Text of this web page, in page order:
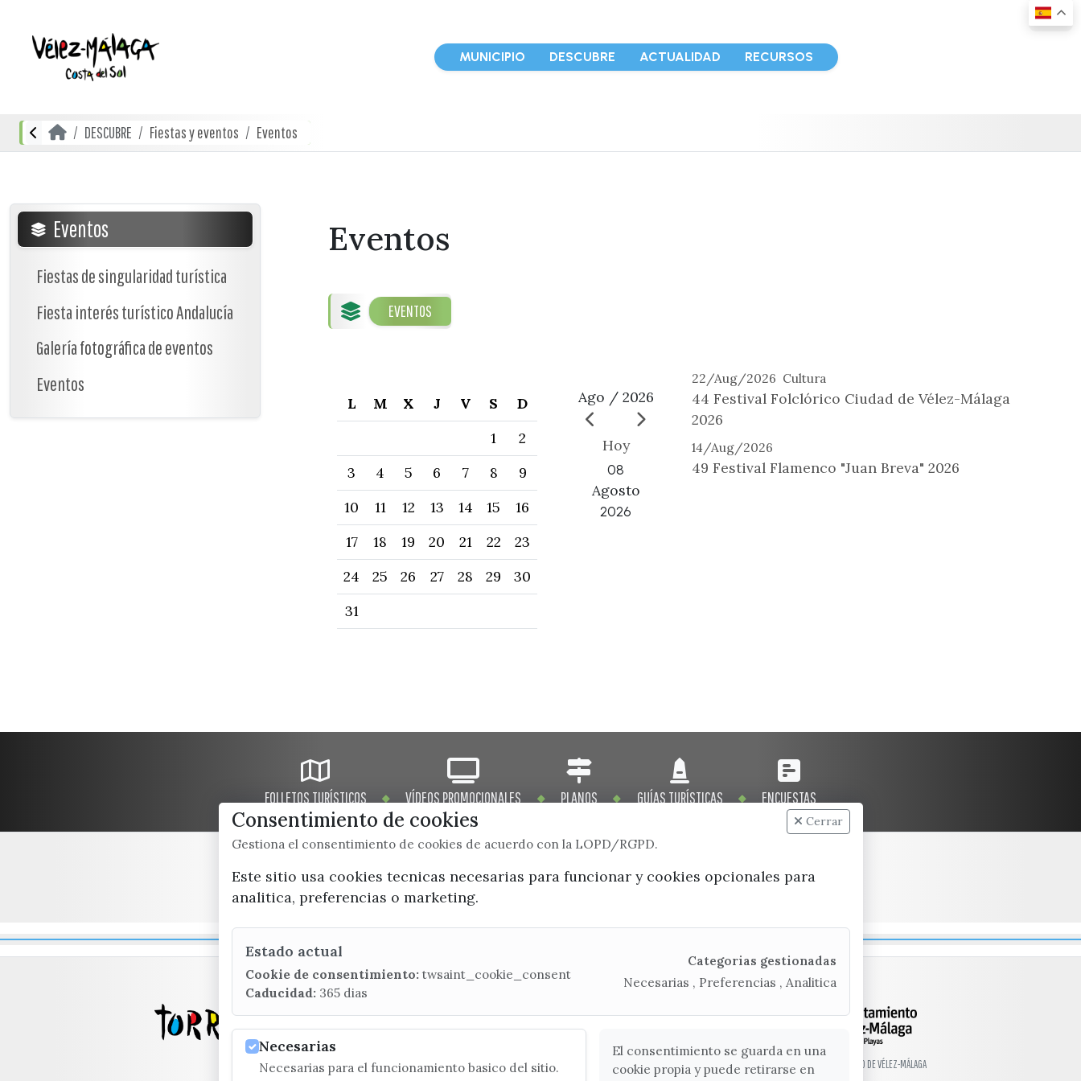
MUNICIPIO DESCUBRE ACTUALIDAD RECURSOS
DESCUBRE Fiestas y eventos Eventos
Eventos
Fiestas de singularidad turística
Fiesta interés turístico Andalucía
Galería fotográfica de eventos
Eventos
Eventos
EVENTOS
L M X J V S
D
1
2
3
4 5 6 7 8
9
10
11 12 13 14 15
16
17
18 19 20 21 22
23
24
25 26 27 28 29
30
31
Ago / 2026
Hoy
08
Agosto
2026
22/Aug/2026 Cultura
44 Festival Folclórico Ciudad de Vélez-Málaga
2026
14/Aug/2026
49 Festival Flamenco "Juan Breva" 2026
FOLLETOS TURÍSTICOS VÍDEOS PROMOCIONALES PLANOS GUÍAS TURÍSTICAS ENCUESTAS
x / twitter
(+34) 952 541 104
C/ Poniente, 2. CP 29740 - Torre del Mar
© EXCMO. AYUNTAMIENTO DE VÉLEZ-MÁLAGA
Consentimiento de cookies
Gestiona el consentimiento de cookies de acuerdo con la LOPD/RGPD.
Cerrar
Este sitio usa cookies tecnicas necesarias para funcionar y cookies opcionales para
analitica, preferencias o marketing.
Estado actual
Cookie de consentimiento: twsaint_cookie_consent
Caducidad: 365 dias
Categorias gestionadas
Necesarias , Preferencias , Analitica
Necesarias
Necesarias para el funcionamiento basico del sitio.
El consentimiento se guarda en una
cookie propia y puede retirarse en